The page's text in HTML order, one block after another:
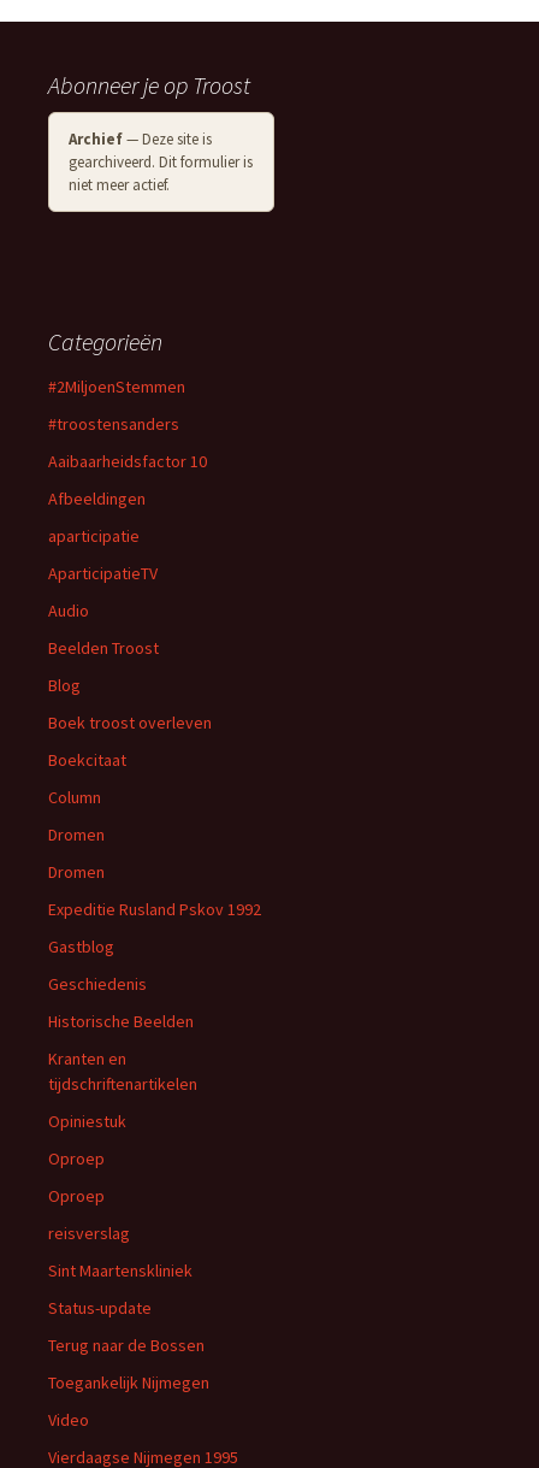
Abonneer je op Troost
Archief— Deze site is
gearchiveerd. Dit formulier is
niet meer actief.
Categorieën
#2MiljoenStemmen
#troostensanders
Aaibaarheidsfactor 10
Afbeeldingen
aparticipatie
AparticipatieTV
Audio
Beelden Troost
Blog
Boek troost overleven
Boekcitaat
Column
Dromen
Dromen
Expeditie Rusland Pskov 1992
Gastblog
Geschiedenis
Historische Beelden
Kranten en
tijdschriftenartikelen
Opiniestuk
Oproep
Oproep
reisverslag
Sint Maartenskliniek
Status-update
Terug naar de Bossen
Toegankelijk Nijmegen
Video
Vierdaagse Nijmegen 1995